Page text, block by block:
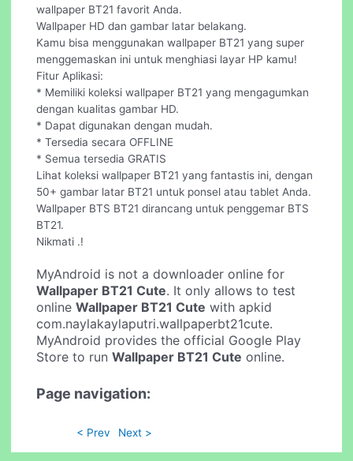
wallpaper BT21 favorit Anda.
Wallpaper HD dan gambar latar belakang.
Kamu bisa menggunakan wallpaper BT21 yang super
menggemaskan ini untuk menghiasi layar HP kamu!
Fitur Aplikasi:
* Memiliki koleksi wallpaper BT21 yang mengagumkan
dengan kualitas gambar HD.
* Dapat digunakan dengan mudah.
* Tersedia secara OFFLINE
* Semua tersedia GRATIS
Lihat koleksi wallpaper BT21 yang fantastis ini, dengan
50+ gambar latar BT21 untuk ponsel atau tablet Anda.
Wallpaper BTS BT21 dirancang untuk penggemar BTS
BT21.
Nikmati .!
MyAndroid is not a downloader online for
Wallpaper BT21 Cute. It only allows to test
onlineWallpaper BT21 Cute with apkid
com.naylakaylaputri.wallpaperbt21cute.
MyAndroid provides the official Google Play
Store to runWallpaper BT21 Cute online.
Page navigation:
< Prev Next >